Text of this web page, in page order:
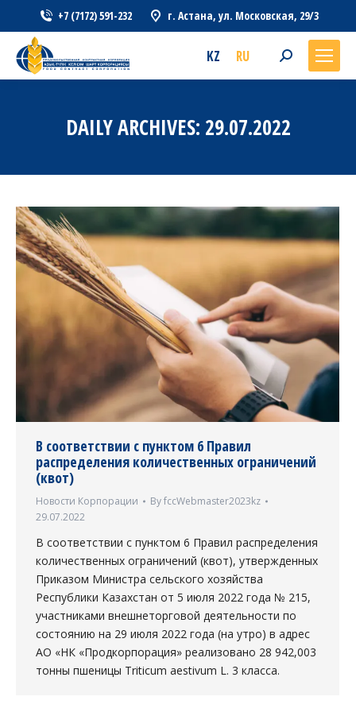
+7 (7172) 591-232 г. Астана, ул. Московская, 29/3
KZ RU Search:
DAILY ARCHIVES: 29.07.2022
В соответствии с пунктом 6 Правил
распределения количественных ограничений
(квот)
Новости Корпорации ByfccWebmaster2023kz
29.07.2022
В соответствии с пунктом 6 Правил распределения
количественных ограничений (квот), утвержденных
Приказом Министра сельского хозяйства
Республики Казахстан от 5 июля 2022 года № 215,
участниками внешнеторговой деятельности по
состоянию на 29 июля 2022 года (на утро) в адрес
АО «НК «Продкорпорация» реализовано 28 942,003
тонны пшеницы Triticum aestivum L. 3 класса.